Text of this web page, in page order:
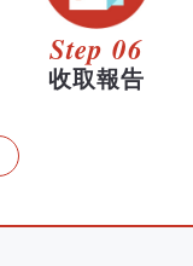
Step 06
收取報告